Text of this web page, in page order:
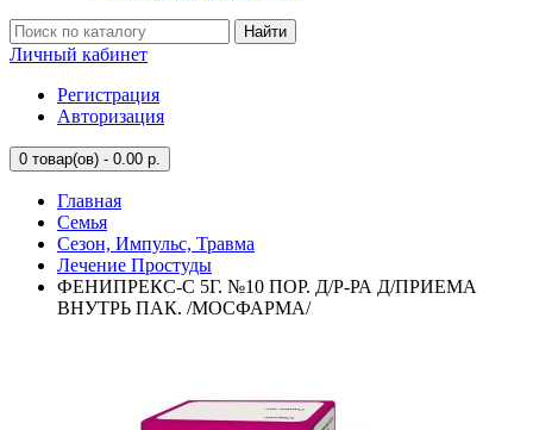
Найти
Личный кабинет
Регистрация
Авторизация
0 товар(ов) - 0.00 р.
Главная
Семья
Сезон, Импульс, Травма
Лечение Простуды
ФЕНИПРЕКС-С 5Г. №10 ПОР. Д/Р-РА Д/ПРИЕМА
ВНУТРЬ ПАК. /МОСФАРМА/